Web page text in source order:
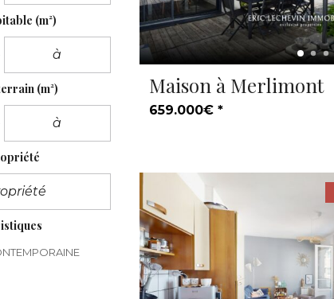
(m²)
(m²) Maison à Merlimont
659.000€ *